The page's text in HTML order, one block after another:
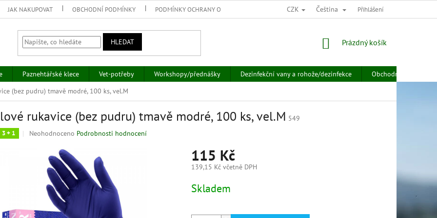
JAK NAKUPOVAT OBCHODNÍ PODMÍNKY PODMÍNKY OCHRANY OSOBNÍCH ÚDAJŮ CZK Čeština Přihlášení
HLEDAT
NÁKUPNÍ
Prázdný košík
Paznehtářské klece Vet-potřeby Workshopy/přednášky Dezinfekční vany a rohože/dezinfekce
Obchodní podmínky
(bez pudru) tmavě modré, 100 ks, vel.M
rukavice (bez pudru) tmavě modré, 100 ks, vel.M 549
3 + 1
Průměrné
hvězdiček.
Neohodnoceno Podrobnosti hodnocení
115 Kč
139,15 Kč včetně DPH
cena:
Skladem